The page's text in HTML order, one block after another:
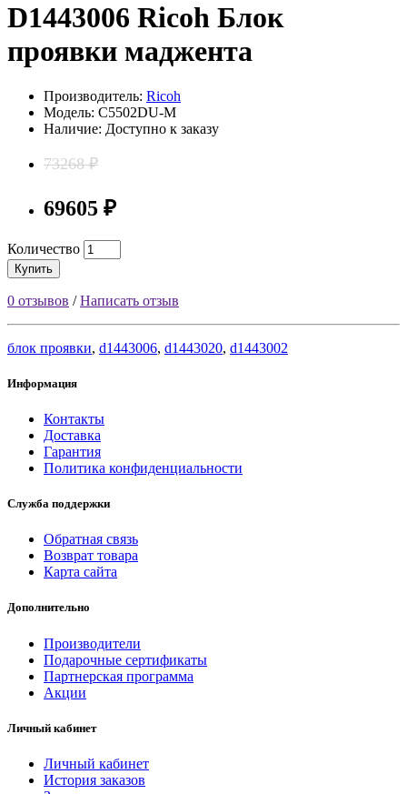
D1443006 Ricoh Блок
проявки маджента
Производитель: Ricoh
Модель: C5502DU-M
Наличие: Доступно к заказу
73268 ₽
69605 ₽
Количество
Купить
0 отзывов /Написать отзыв
блок проявки, d1443006, d1443020, d1443002
Информация
Контакты
Доставка
Гарантия
Политика конфиденциальности
Служба поддержки
Обратная связь
Возврат товара
Карта сайта
Дополнительно
Производители
Подарочные сертификаты
Партнерская программа
Акции
Личный кабинет
Личный кабинет
История заказов